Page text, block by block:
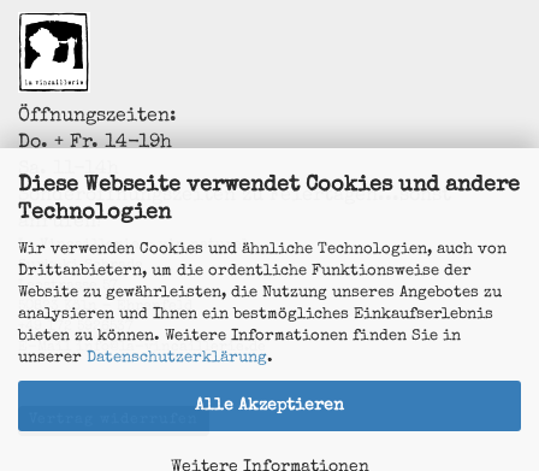
Diese Webseite verwendet Cookies und andere
Technologien
Wir verwenden Cookies und ähnliche Technologien, auch von
Drittanbietern, um die ordentliche Funktionsweise der
Website zu gewährleisten, die Nutzung unseres Angebotes zu
analysieren und Ihnen ein bestmögliches Einkaufserlebnis
bieten zu können. Weitere Informationen finden Sie in
unserer Datenschutzerklärung.
Alle Akzeptieren
Weitere Informationen
Öffnungszeiten:
Do. + Fr. 14-19h
Sa. 11-14h
Sonderöffnungszeiten zu Feiertagen...sonst
anrufen!
La Vincaillerie - vin naturel
Surk-ki Schrade
Leostrasse 57
50823 Köln - Ehrenfeld
+49 172 5926537
info@la-vincaillerie.de